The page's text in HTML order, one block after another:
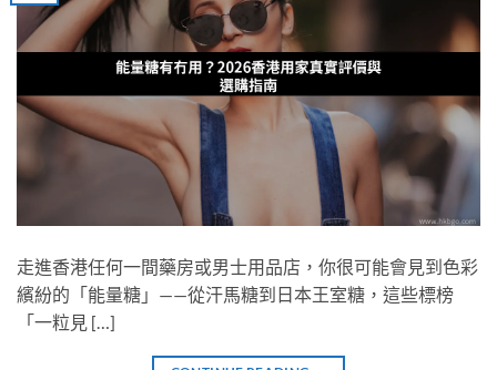
走進香港任何一間藥房或男士用品店，你很可能會見到色彩
繽紛的「能量糖」——從汗馬糖到日本王室糖，這些標榜
「一粒見 […]